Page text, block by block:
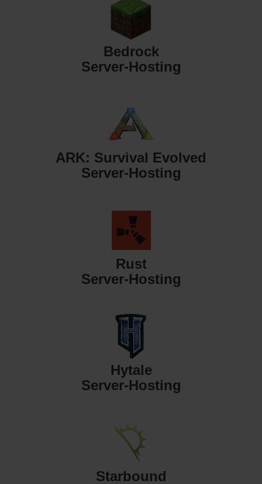
Bedrock
Server-Hosting
ARK: Survival Evolved
Server-Hosting
Rust
Server-Hosting
Hytale
Server-Hosting
Starbound